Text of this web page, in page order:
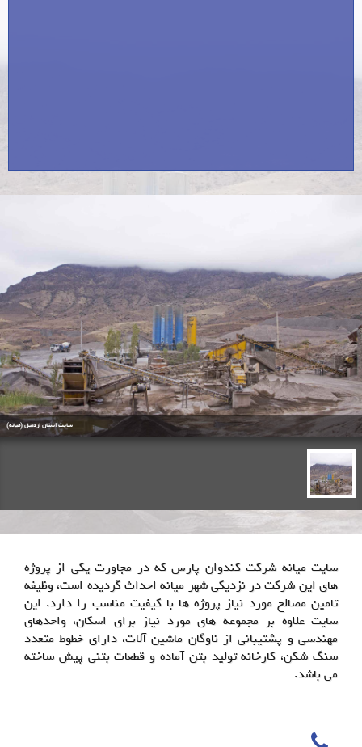
سایت استان اردبیل (میانه)
سایت میانه شرکت کندوان پارس که در مجاورت یکی از پروژه
های این شرکت در نزدیکی شهر میانه احداث گردیده است، وظیفه
تامین مصالح مورد نیاز پروژه ها با کیفیت مناسب را دارد. این
سایت علاوه بر مجموعه های مورد نیاز برای اسکان، واحدهای
مهندسی و پشتیبانی از ناوگان ماشین آلات، دارای خطوط متعدد
سنگ شکن، کارخانه تولید بتن آماده و قطعات بتنی پیش ساخته
می باشد.